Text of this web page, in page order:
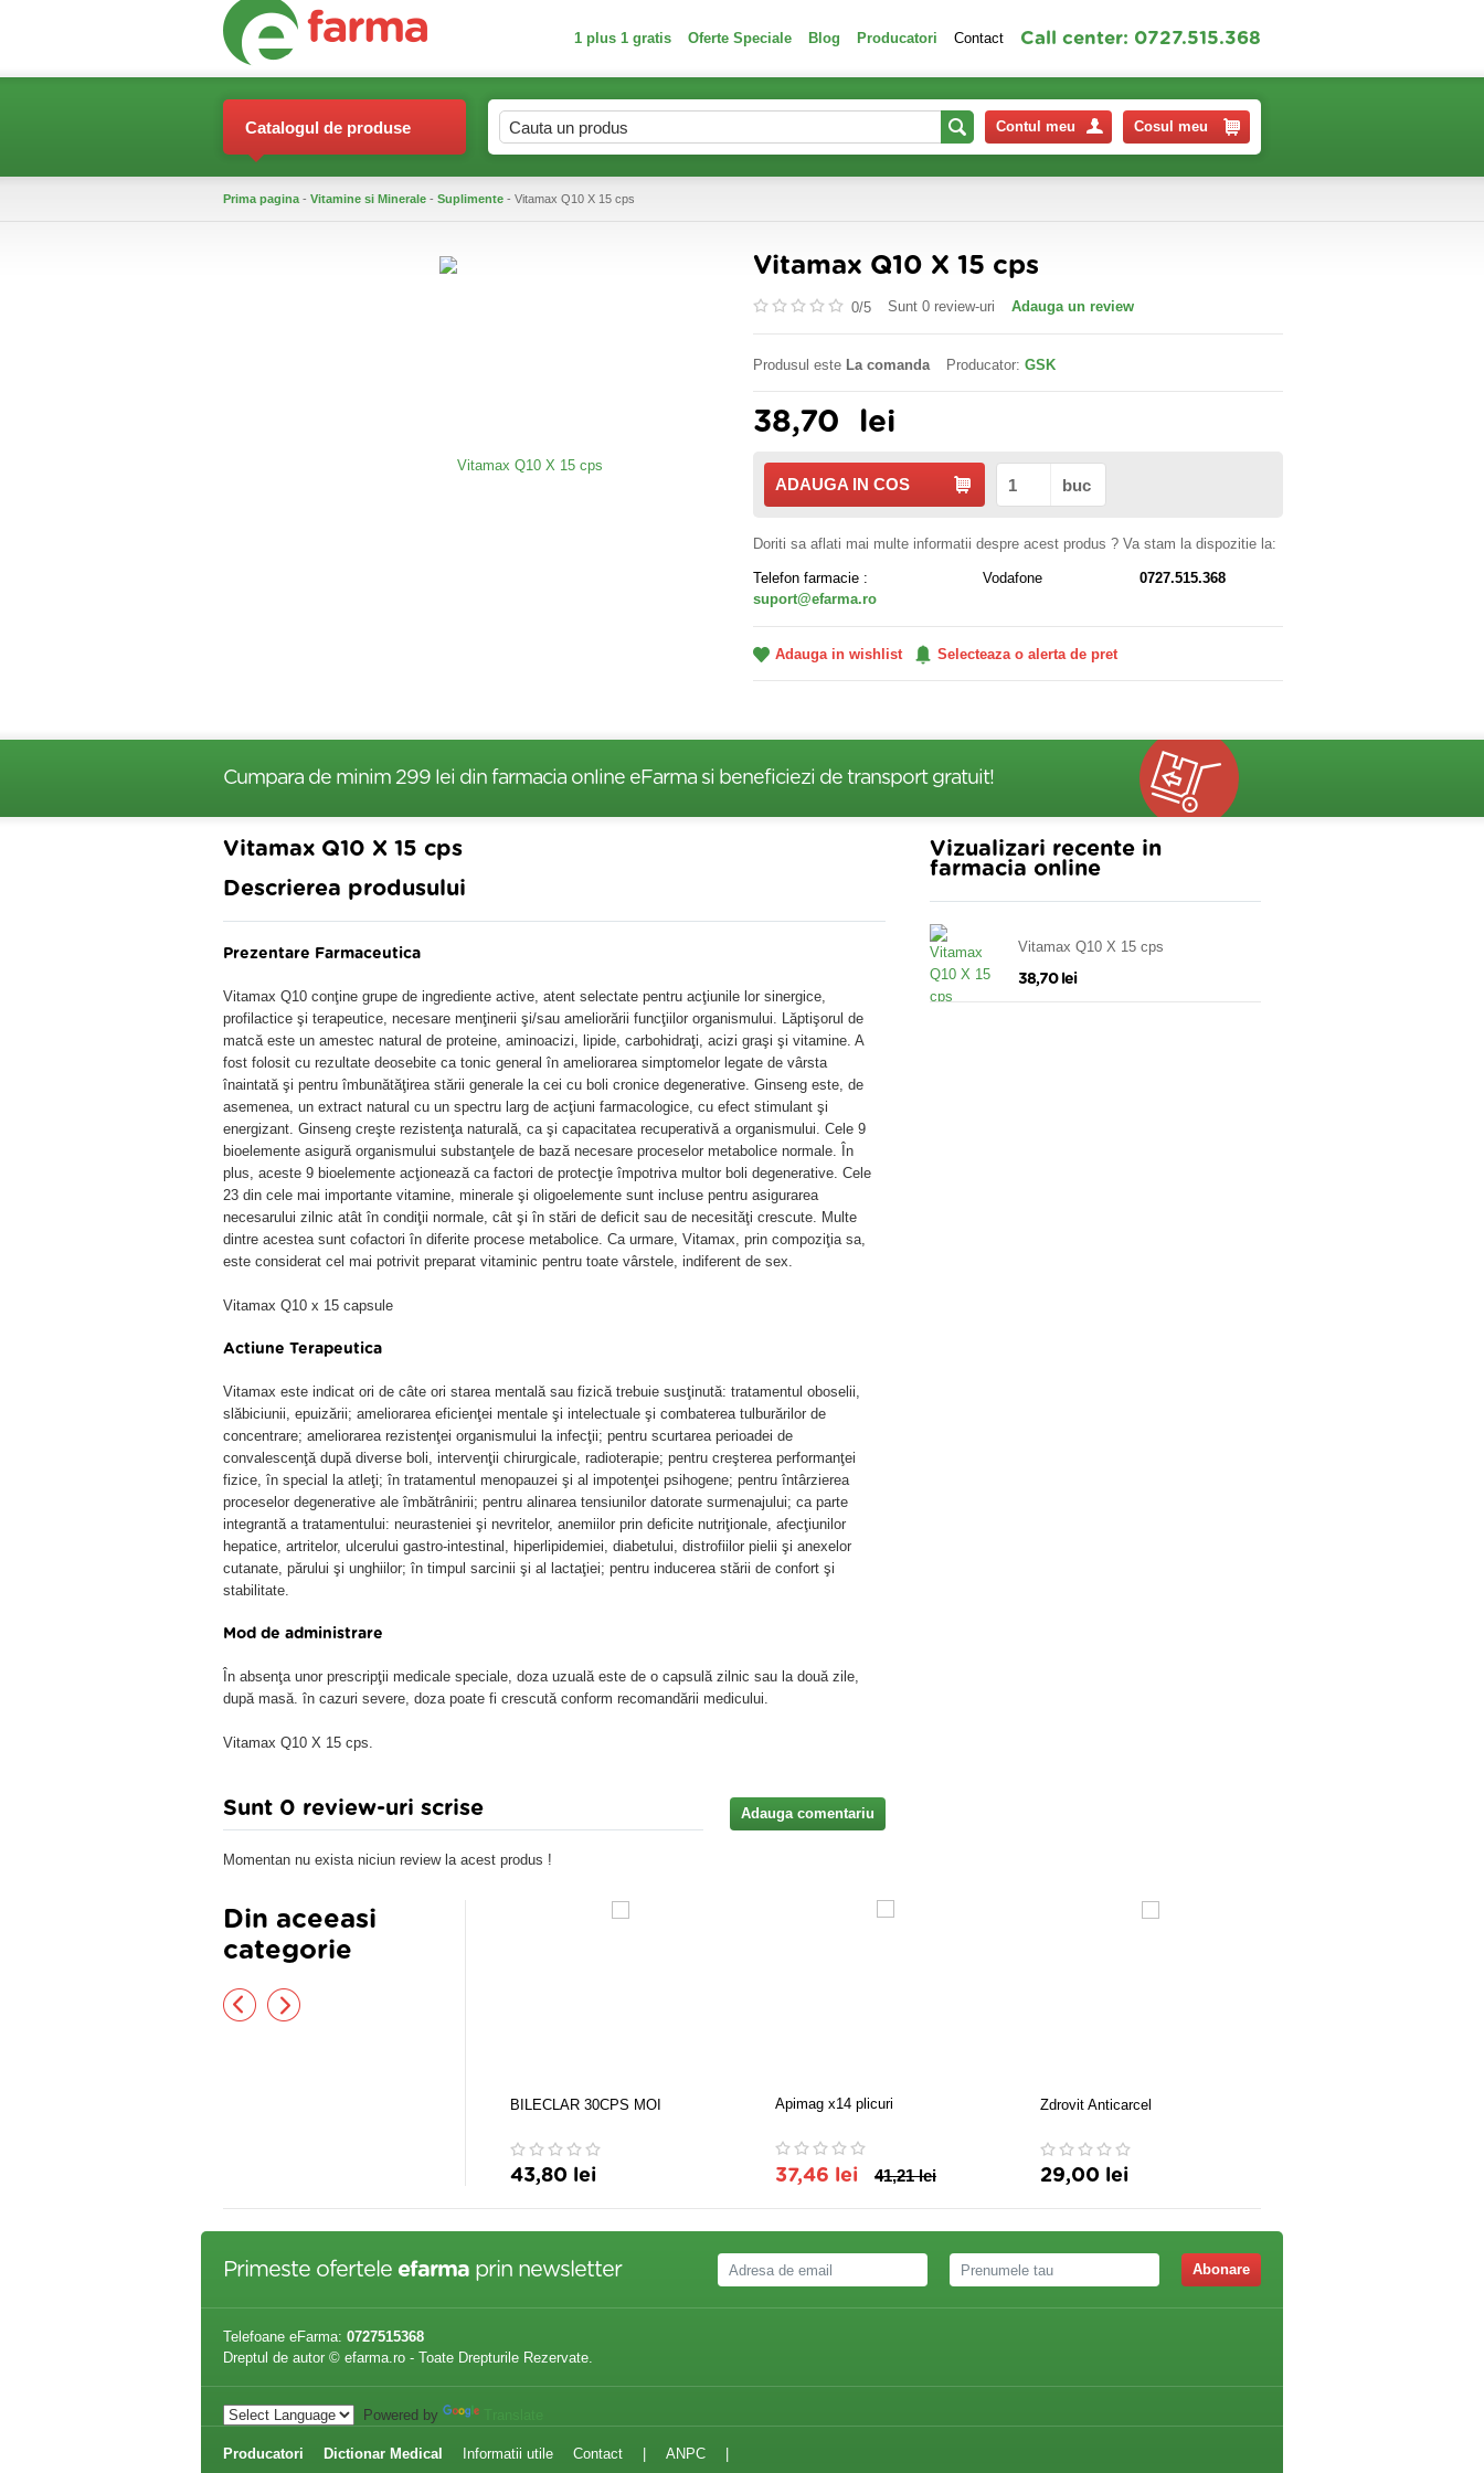
1 plus 1 gratis Oferte Speciale Blog Producatori Contact Call center: 0727.515.368
Catalogul de produse Contul meu Cosul meu
Prima pagina - Vitamine si Minerale - Suplimente - Vitamax Q10 X 15 cps
Vitamax Q10 X 15 cps
0/5 Sunt 0 review-uri Adauga un review
Produsul este La comanda Producator: GSK
38,70 lei
ADAUGA IN COS buc
Doriti sa aflati mai multe informatii despre acest produs ? Va stam la dispozitie la:
Telefon farmacie : Vodafone
0727.515.368
suport@efarma.ro
Adauga in wishlist Selecteaza o alerta de pret
Cumpara de minim 299 lei din farmacia online eFarma si beneficiezi de transport gratuit!
Vitamax Q10 X 15 cps
Descrierea produsului
Prezentare Farmaceutica
Vitamax Q10 conţine grupe de ingrediente active, atent selectate pentru acţiunile lor sinergice,
profilactice şi terapeutice, necesare menţinerii şi/sau ameliorării funcţiilor organismului. Lăptişorul de
matcă este un amestec natural de proteine, aminoacizi, lipide, carbohidraţi, acizi graşi şi vitamine. A
fost folosit cu rezultate deosebite ca tonic general în ameliorarea simptomelor legate de vârsta
înaintată şi pentru îmbunătăţirea stării generale la cei cu boli cronice degenerative. Ginseng este, de
asemenea, un extract natural cu un spectru larg de acţiuni farmacologice, cu efect stimulant şi
energizant. Ginseng creşte rezistenţa naturală, ca şi capacitatea recuperativă a organismului. Cele 9
bioelemente asigură organismului substanţele de bază necesare proceselor metabolice normale. În
plus, aceste 9 bioelemente acţionează ca factori de protecţie împotriva multor boli degenerative. Cele
23 din cele mai importante vitamine, minerale şi oligoelemente sunt incluse pentru asigurarea
necesarului zilnic atât în condiţii normale, cât şi în stări de deficit sau de necesităţi crescute. Multe
dintre acestea sunt cofactori în diferite procese metabolice. Ca urmare, Vitamax, prin compoziţia sa,
este considerat cel mai potrivit preparat vitaminic pentru toate vârstele, indiferent de sex.
Vitamax Q10 x 15 capsule
Actiune Terapeutica
Vitamax este indicat ori de câte ori starea mentală sau fizică trebuie susţinută: tratamentul oboselii,
slăbiciunii, epuizării; ameliorarea eficienţei mentale şi intelectuale şi combaterea tulburărilor de
concentrare; ameliorarea rezistenţei organismului la infecţii; pentru scurtarea perioadei de
convalescenţă după diverse boli, intervenţii chirurgicale, radioterapie; pentru creşterea performanţei
fizice, în special la atleţi; în tratamentul menopauzei şi al impotenţei psihogene; pentru întârzierea
proceselor degenerative ale îmbătrânirii; pentru alinarea tensiunilor datorate surmenajului; ca parte
integrantă a tratamentului: neurasteniei şi nevritelor, anemiilor prin deficite nutriţionale, afecţiunilor
hepatice, artritelor, ulcerului gastro-intestinal, hiperlipidemiei, diabetului, distrofiilor pielii şi anexelor
cutanate, părului şi unghiilor; în timpul sarcinii şi al lactaţiei; pentru inducerea stării de confort şi
stabilitate.
Mod de administrare
În absenţa unor prescripţii medicale speciale, doza uzuală este de o capsulă zilnic sau la două zile,
după masă. în cazuri severe, doza poate fi crescută conform recomandării medicului.
Vitamax Q10 X 15 cps.
Sunt 0 review-uri scrise Adauga comentariu
Momentan nu exista niciun review la acest produs !
Vizualizari recente in
farmacia online
Vitamax Q10 X 15 cps
38,70 lei
Din aceeasi
categorie
BILECLAR 30CPS MOI
43,80 lei
Apimag x14 plicuri
37,46 lei 41,21 lei
Zdrovit Anticarcel
29,00 lei
Primeste ofertele efarma prin newsletter Abonare
Telefoane eFarma: 0727515368
Dreptul de autor © efarma.ro - Toate Drepturile Rezervate.
Powered by
Producatori Dictionar Medical Informatii utile Contact ANPC